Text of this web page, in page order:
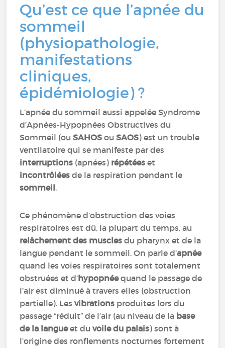
Qu’est ce que l’apnée du
sommeil
(physiopathologie,
manifestations
cliniques,
épidémiologie) ?
L’apnée du sommeil aussi appelée Syndrome
d’Apnées-Hypopnées Obstructives du
Sommeil (ouSAHOSouSAOS) est un trouble
ventilatoire qui se manifeste par des
interruptions (apnées) répétéeset
incontrôléesde la respiration pendant le
sommeil.
Ce phénomène d’obstruction des voies
respiratoires est dû, la plupart du temps, au
relâchement des muscles du pharynx et de la
langue pendant le sommeil. On parle d’apnée
quand les voies respiratoires sont totalement
obstruées et d’hypopnéequand le passage de
l’air est diminué à travers elles (obstruction
partielle). Lesvibrations produites lors du
passage “réduit” de l’air (au niveau de la base
de la langueet duvoile du palais) sont à
l’origine des ronflements nocturnes fortement